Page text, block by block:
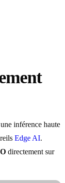
inférence haute
Edge AI.
directement sur